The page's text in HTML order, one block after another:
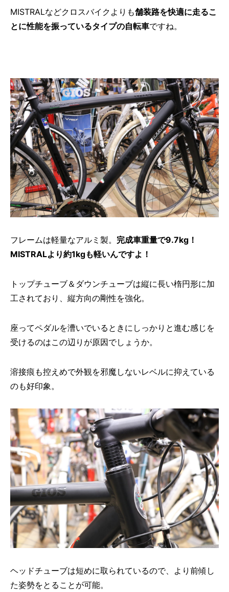
MISTRALなどクロスバイクよりも舗装路を快適に走るこ
とに性能を振っているタイプの自転車ですね。
フレームは軽量なアルミ製。 完成車重量で9.7kg！
MISTRALより約1kgも軽いんですよ！
トップチューブ＆ダウンチューブは縦に長い楕円形に加
工されており、縦方向の剛性を強化。
座ってペダルを漕いでいるときにしっかりと進む感じを
受けるのはこの辺りが原因でしょうか。
溶接痕も控えめで外観を邪魔しないレベルに抑えている
のも好印象。
ヘッドチューブは短めに取られているので、より前傾し
た姿勢をとることが可能。